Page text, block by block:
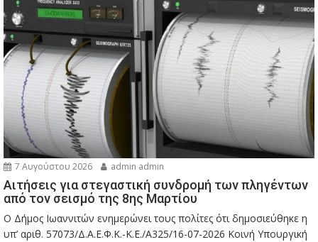
7 Αυγούστου 2026 admin admin
Αιτήσεις για στεγαστική συνδρομή των πληγέντων
από τον σεισμό της 8ης Μαρτίου
Ο Δήμος Ιωαννιτών ενημερώνει τους πολίτες ότι δημοσιεύθηκε η
υπ’ αριθ. 57073/Δ.Α.Ε.Φ.Κ.-Κ.Ε./Α325/16-07-2026 Κοινή Υπουργική